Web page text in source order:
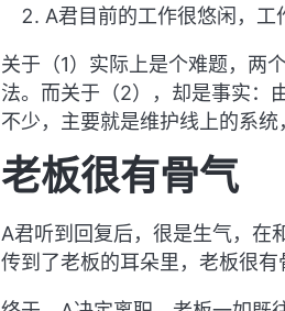
A君目前的工作很悠闲，工
关于（1）实际上是个难题，两
法。而关于（2），却是事实：
不少，主要就是维护线上的系
老板很有骨气
A君听到回复后，很是生气，在
传到了老板的耳朵里，老板很有